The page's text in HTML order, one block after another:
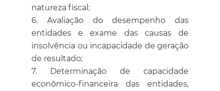
natureza fiscal;
Avaliação do desempenho das
entidades e exame das causas de
insolvência ou incapacidade de geração
de resultado;
Determinação de capacidade
econômico-financeira das entidades,